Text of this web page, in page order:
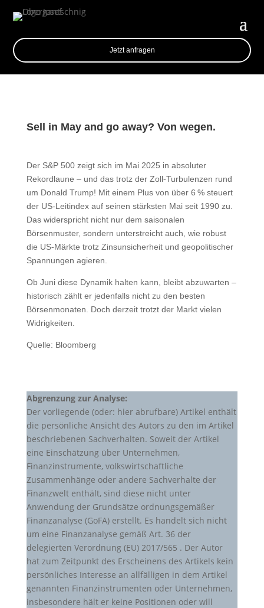
Jetzt anfragen
Sell in May and go away? Von wegen.
Der S&P 500 zeigt sich im Mai 2025 in absoluter
Rekordlaune – und das trotz der Zoll-Turbulenzen rund
um Donald Trump! Mit einem Plus von über 6 % steuert
der US-Leitindex auf seinen stärksten Mai seit 1990 zu.
Das widerspricht nicht nur dem saisonalen
Börsenmuster, sondern unterstreicht auch, wie robust
die US-Märkte trotz Zinsunsicherheit und geopolitischer
Spannungen agieren.
Ob Juni diese Dynamik halten kann, bleibt abzuwarten –
historisch zählt er jedenfalls nicht zu den besten
Börsenmonaten. Doch derzeit trotzt der Markt vielen
Widrigkeiten.
Quelle: Bloomberg
Abgrenzung zur Analyse:
Der vorliegende (oder: hier abrufbare) Artikel enthält
die persönliche Ansicht des Autors zu den im Artikel
beschriebenen Sachverhalten. Soweit der Artikel
eine Einschätzung über Unternehmen,
Finanzinstrumente, volkswirtschaftliche
Zusammenhänge oder andere Sachverhalte der
Finanzwelt enthält, sind diese nicht unter
Anwendung der Grundsätze ordnungsgemäßer
Finanzanalyse (GoFA) erstellt. Es handelt sich nicht
um eine Finanzanalyse gemäß Art. 36 der
delegierten Verordnung (EU) 2017/565 . Der Autor
hat zum Zeitpunkt des Erscheinens des Artikels kein
persönliches Interesse an allfälligen in dem Artikel
genannten Finanzinstrumenten oder Unternehmen,
insbesondere hält er keine Positionen oder will